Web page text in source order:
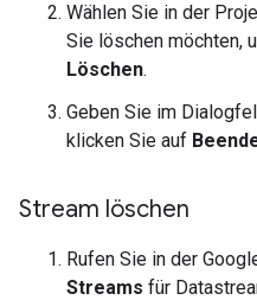
Wählen Sie in der
Sie löschen möchten,
Löschen.
Geben Sie im
klicken Sie auf
Stream löschen
Rufen Sie in der
Streams für